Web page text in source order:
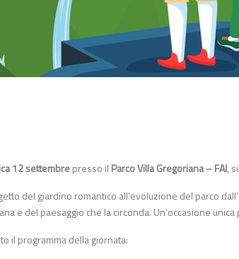
12 settembrepresso il Parco Villa Gregoriana – FAI,
del giardino romantico all’evoluzione del parco
e del paesaggio che la circonda. Un’occasione
il programma della giornata: